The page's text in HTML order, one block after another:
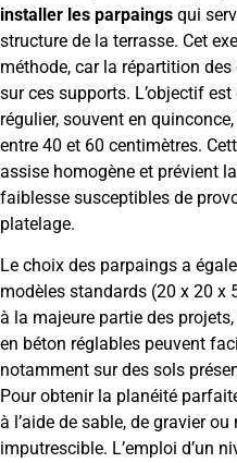
installer les parpaings qui
structure de la terrasse. Cet
méthode, car la répartition
sur ces supports. L’objectif
régulier, souvent en
entre 40 et 60 centimètres.
assise homogène et prévient
faiblesse susceptibles de
platelage.
Le choix des parpaings a
modèles standards (20 x 20
à la majeure partie des
en béton réglables peuvent
notamment sur des sols
Pour obtenir la planéité
à l’aide de sable, de gravier
imputrescible. L’emploi d’un